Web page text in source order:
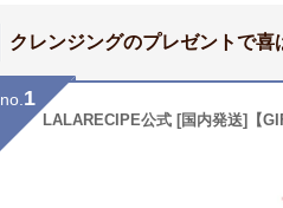
クレンジングのプレゼントで
no. 1